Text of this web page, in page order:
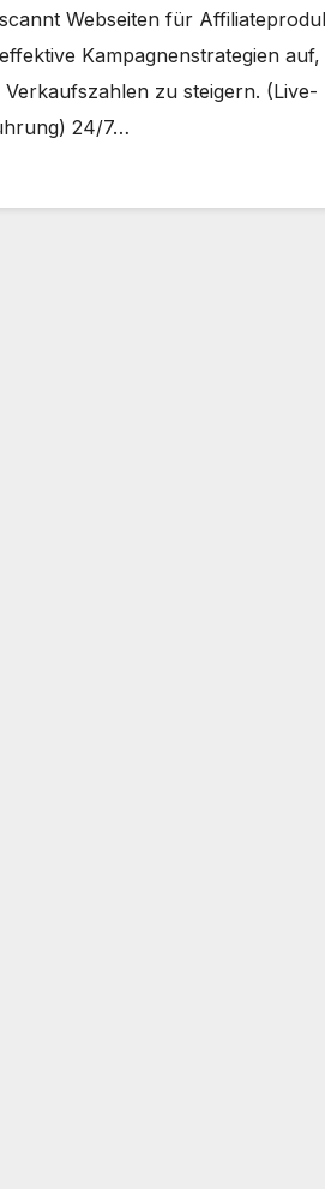
Webseiten für
Kampagnenstrategien auf,
Verkaufszahlen zu steigern. (Live-
24/7…